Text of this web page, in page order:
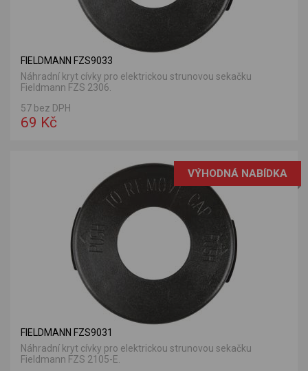
FIELDMANN FZS9033
Náhradní kryt cívky pro elektrickou strunovou sekačku
Fieldmann FZS 2306.
57 bez DPH
69 Kč
VÝHODNÁ NABÍDKA
FIELDMANN FZS9031
Náhradní kryt cívky pro elektrickou strunovou sekačku
Fieldmann FZS 2105-E.